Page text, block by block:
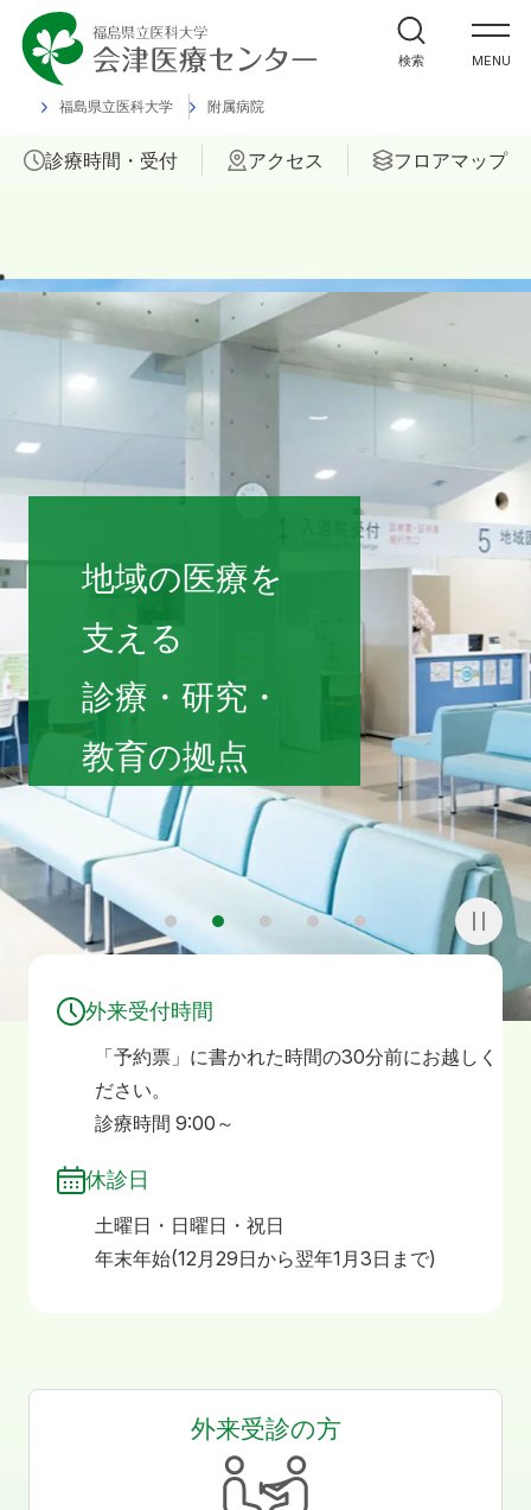
福島県立医科大学 附属病院
MENU
外来受診の方
入院・ご面会の方
診療科
当院について
医療関係者の方へ
診療時間・受付 アクセス フロアマップ
検索
福島県立医科大学 会津診療セン
地域の医療を
支える
診療・研究・
教育の拠点
3 5
外来受付時間
「予約票」に書かれた時間の30分前にお越しく
ださい。
診療時間 9:00～
休診日
土曜日・日曜日・祝日
年末年始(12月29日から翌年1月3日まで)
外来受診の方